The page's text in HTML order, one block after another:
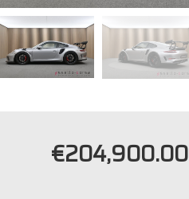
€204,900.00